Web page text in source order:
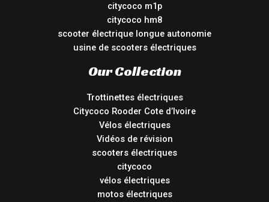
citycoco m1p
citycoco hm8
scooter électrique longue autonomie
usine de scooters électriques
Our Collection
Trottinettes électriques
Citycoco Rooder Cote d’Ivoire
Vélos électriques
Vidéos de révision
scooters électriques
citycoco
vélos électriques
motos électriques